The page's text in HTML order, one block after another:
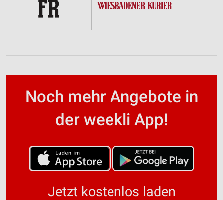
Noch mehr Angebote in
der weekli App!
Jetzt kostenlos laden